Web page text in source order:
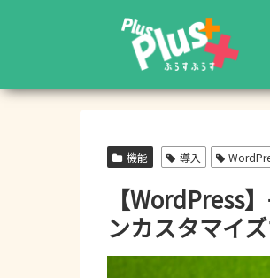
機能 導入
【WordPress
ンカスタマイズ